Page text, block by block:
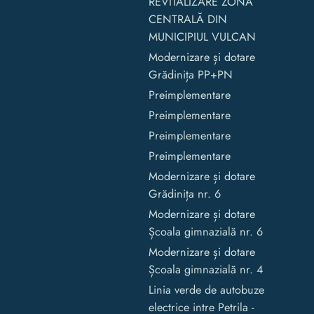
CENTRALĂ DIN
MUNICIPIUL VULCAN
Modernizare și dotare
Grădinița PP+PN
Preimplementare
Preimplementare
Preimplementare
Preimplementare
Modernizare și dotare
Grădinița nr. 6
Modernizare și dotare
Școala gimnazială nr. 6
Modernizare și dotare
Școala gimnazială nr. 4
Linia verde de autobuze
electrice intre Petrila -